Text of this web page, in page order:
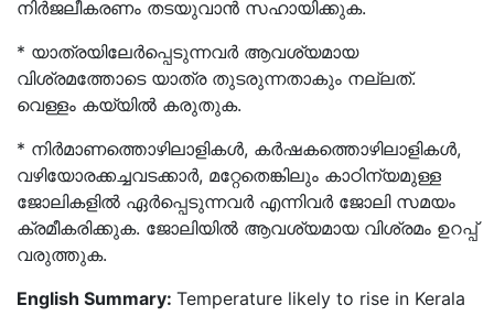
നിർജലീകരണം തടയുവാൻ സഹായിക്കുക.
* യാത്രയിലേർപ്പെടുന്നവർ ആവശ്യമായ
വിശ്രമത്തോടെ യാത്ര തുടരുന്നതാകും നല്ലത്.
വെള്ളം കയ്യിൽ കരുതുക.
* നിർമാണത്തൊഴിലാളികൾ, കർഷകത്തൊഴിലാളികൾ,
വഴിയോരക്കച്ചവടക്കാർ, മറ്റേതെങ്കിലും കാഠിന്യമുള്ള
ജോലികളിൽ ഏർപ്പെടുന്നവർ എന്നിവർ ജോലി സമയം
ക്രമീകരിക്കുക. ജോലിയിൽ ആവശ്യമായ വിശ്രമം ഉറപ്പ്
വരുത്തുക.
English Summary: Temperature likely to rise in Kerala